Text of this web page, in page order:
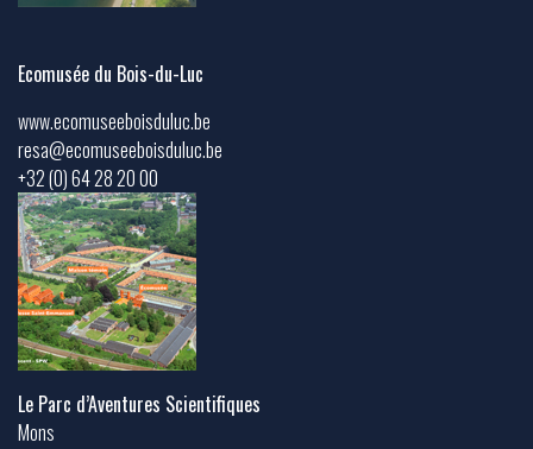
Ecomusée du Bois-du-Luc
www.ecomuseeboisduluc.be
resa@ecomuseeboisduluc.be
+32 (0) 64 28 20 00
Le Parc d’Aventures Scientifiques
Mons